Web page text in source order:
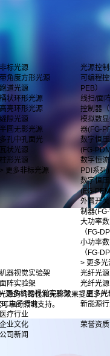
非标光源
带角度方形光源
跑道光源
桶状环形光源
高亮环形光源
缝隙光源
半圆无影光源
多孔中孔面光
瓦状光源
柱形光源
> 更多非标光源
光源控
可编程
PEB）
线扫/面
控制器
模拟数
器(FG-
数字恒
(FG-
数字恒
PDI系列)
数字恒
(FG-
外置开
制器
大功率
（FG-
小功率
（FG-
> 更多光
机器视觉实验架
面阵实验架
> 更多机器视觉实验架
光纤光源
光纤光源
> 更多光
3C电子行业 新能源
医疗行业
企业文化 荣誉资质
公司新闻
的均匀性和无影效果提出了严
靠的照明支持。